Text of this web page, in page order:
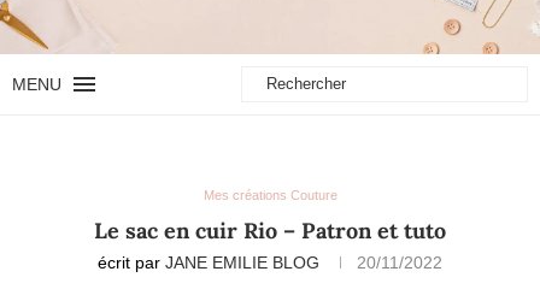
MENU
Mes créations Couture
Le sac en cuir Rio – Patron et tuto
écrit par JANE EMILIE BLOG 20/11/2022